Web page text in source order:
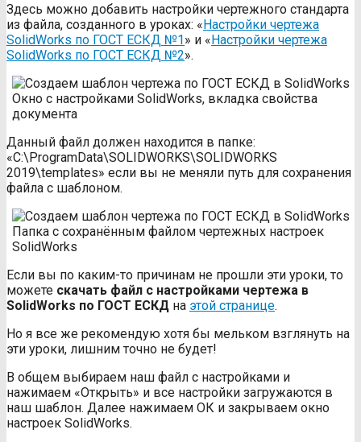
Здесь можно добавить настройки чертежного стандарта
из файла, созданного в уроках: «Настройки чертежа
SolidWorks по ГОСТ ЕСКД №1» и «Настройки чертежа
SolidWorks по ГОСТ ЕСКД №2».
Окно с настройками SolidWorks, вкладка свойства
документа
Данный файл должен находится в папке:
«C:\ProgramData\SOLIDWORKS\SOLIDWORKS
2019\templates» если вы не меняли путь для сохранения
файла с шаблоном.
Папка с сохранённым файлом чертежных настроек
SolidWorks
Если вы по каким-то причинам не прошли эти уроки, то
можете скачать файл с настройками чертежа в
SolidWorks по ГОСТ ЕСКД на этой странице.
Но я все же рекомендую хотя бы мельком взглянуть на
эти уроки, лишним точно не будет!
В общем выбираем наш файл с настройками и
нажимаем «Открыть» и все настройки загружаются в
наш шаблон. Далее нажимаем ОК и закрываем окно
настроек SolidWorks.